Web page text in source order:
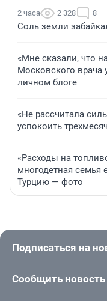
2 часа 2 328 8
Соль земли
«Мне сказали, что
Московского врача
личном блоге
«Не рассчитала
успокоить
«Расходы на
многодетная семья
Турцию — фото
Подписаться на
Сообщить новость